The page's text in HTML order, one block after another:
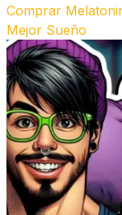
Comprar
Mejor Sueño